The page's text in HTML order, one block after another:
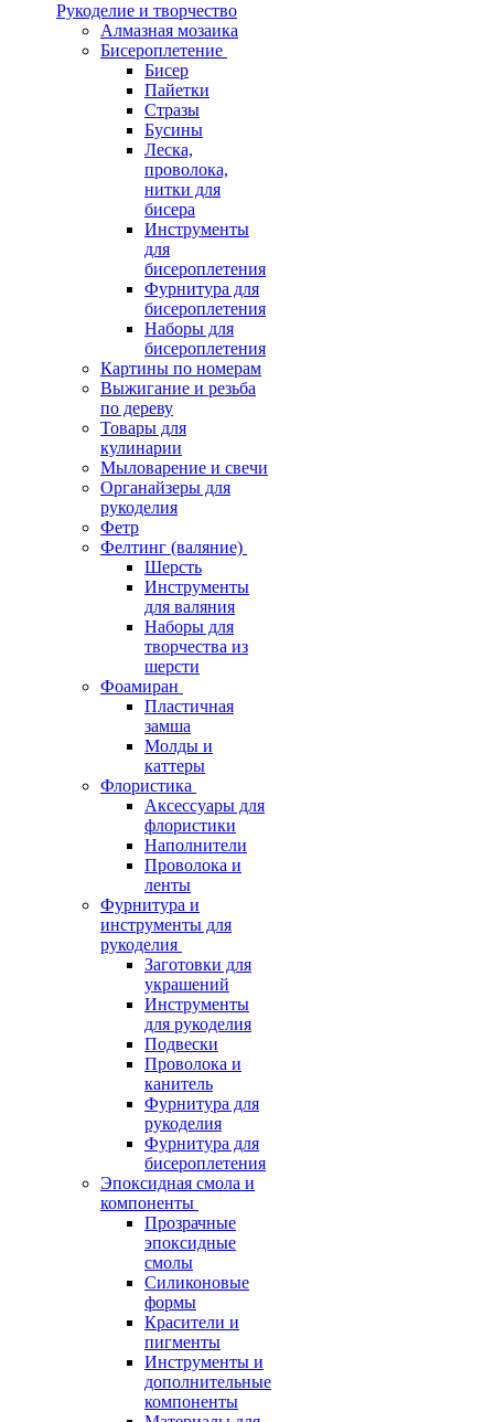
Рукоделие и творчество
Алмазная мозаика
Бисероплетение
Бисер
Пайетки
Стразы
Бусины
Леска,
проволока,
нитки для
бисера
Инструменты
для
бисероплетения
Фурнитура для
бисероплетения
Наборы для
бисероплетения
Картины по номерам
Выжигание и резьба
по дереву
Товары для
кулинарии
Мыловарение и свечи
Органайзеры для
рукоделия
Фетр
Фелтинг (валяние)
Шерсть
Инструменты
для валяния
Наборы для
творчества из
шерсти
Фоамиран
Пластичная
замша
Молды и
каттеры
Флористика
Аксессуары для
флористики
Наполнители
Проволока и
ленты
Фурнитура и
инструменты для
рукоделия
Заготовки для
украшений
Инструменты
для рукоделия
Подвески
Проволока и
канитель
Фурнитура для
рукоделия
Фурнитура для
бисероплетения
Эпоксидная смола и
компоненты
Прозрачные
эпоксидные
смолы
Силиконовые
формы
Красители и
пигменты
Инструменты и
дополнительные
компоненты